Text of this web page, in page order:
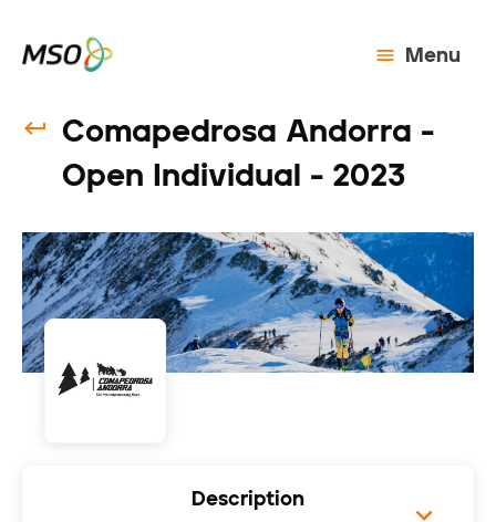
Menu
Comapedrosa Andorra -
Open Individual - 2023
Description